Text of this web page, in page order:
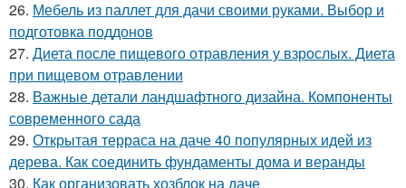
26. Мебель из паллет для дачи своими руками. Выбор и
подготовка поддонов
27. Диета после пищевого отравления у взрослых. Диета
при пищевом отравлении
28. Важные детали ландшафтного дизайна. Компоненты
современного сада
29. Открытая терраса на даче 40 популярных идей из
дерева. Как соединить фундаменты дома и веранды
30. Как организовать хозблок на даче